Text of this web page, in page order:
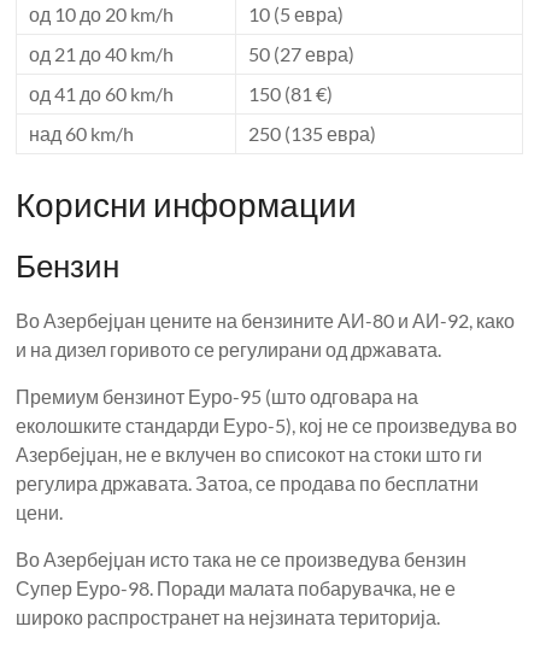
од 10 до 20 km/h
10 (5 евра)
од 21 до 40 km/h
50 (27 евра)
од 41 до 60 km/h
150 (81 €)
над 60 km/h
250 (135 евра)
Корисни информации
Бензин
Во Азербејџан цените на бензините АИ-80 и АИ-92, како
и на дизел горивото се регулирани од државата.
Премиум бензинот Еуро-95 (што одговара на
еколошките стандарди Еуро-5), кој не се произведува во
Азербејџан, не е вклучен во списокот на стоки што ги
регулира државата. Затоа, се продава по бесплатни
цени.
Во Азербејџан исто така не се произведува бензин
Супер Еуро-98. Поради малата побарувачка, не е
широко распространет на нејзината територија.